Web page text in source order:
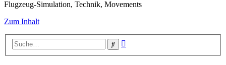
Flugzeug-Simulation, Technik, Movements
Zum Inhalt
Suche